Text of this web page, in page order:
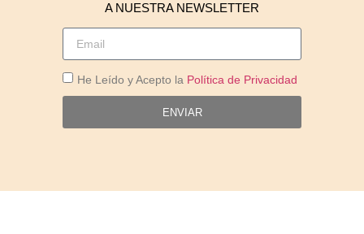
A NUESTRA NEWSLETTER
He Leído y Acepto la Política de Privacidad
ENVIAR